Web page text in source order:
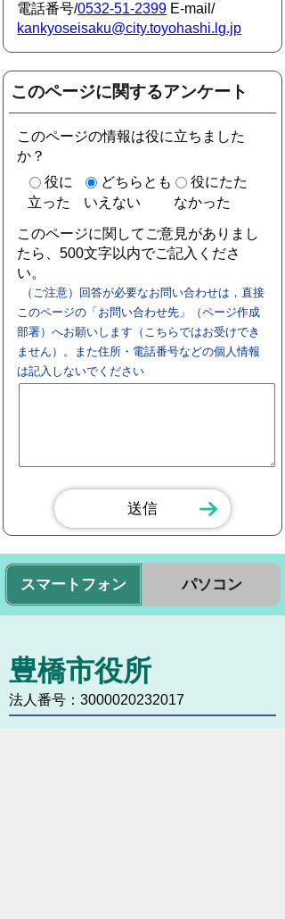
電話番号/0532-51-2399 E-mail/
kankyoseisaku@city.toyohashi.lg.jp
このページに関するアンケート
このページの情報は役に立ちました
か？
役に
立った
どちらとも
いえない
役にたた
なかった
このページに関してご意見がありまし
たら、500文字以内でご記入くださ
い。
（ご注意）回答が必要なお問い合わせは，直接
このページの「お問い合わせ先」（ページ作成
部署）へお願いします（こちらではお受けでき
ません）。また住所・電話番号などの個人情報
は記入しないでください
スマートフォン パソコン
豊橋市役所
法人番号：3000020232017